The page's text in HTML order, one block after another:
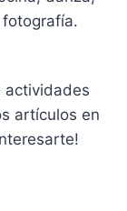
fotografía.
actividades
artículos en